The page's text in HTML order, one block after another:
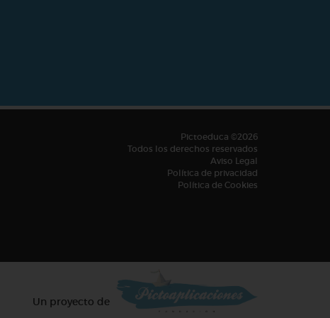
Pictoeduca ©2026
Todos los derechos reservados
Aviso Legal
Política de privacidad
Política de Cookies
Un proyecto de